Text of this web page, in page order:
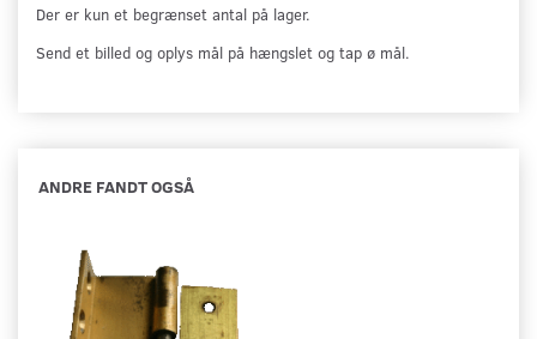
Der er kun et begrænset antal på lager.
Send et billed og oplys mål på hængslet og tap ø mål.
ANDRE FANDT OGSÅ